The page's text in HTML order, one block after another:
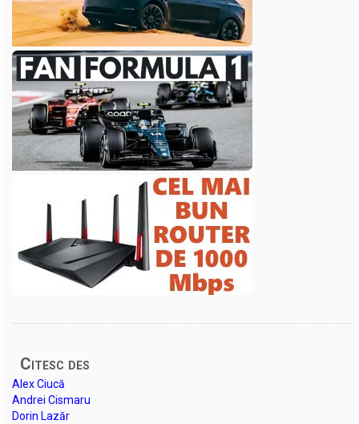
Citesc des
Alex Ciucă
Andrei Cismaru
Dorin Lazăr